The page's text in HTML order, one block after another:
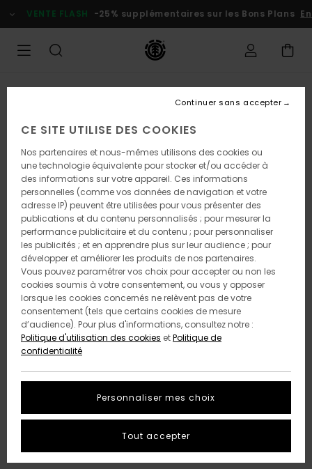
l'information
VENTE FLASH -25% supplémentaires sur les Bons Plans En
CE SITE UTILISE DES COOKIES
Nos partenaires et nous-mêmes utilisons des cookies ou
une technologie équivalente pour stocker et/ou accéder à
des informations sur votre appareil. Ces informations
personnelles (comme vos données de navigation et votre
adresse IP) peuvent être utilisées pour vous présenter des
publications et du contenu personnalisés ; pour mesurer la
performance publicitaire et du contenu ; pour personnaliser
les publicités ; et en apprendre plus sur leur audience ; pour
développer et améliorer les produits de nos partenaires.
Vous pouvez paramétrer vos choix pour accepter ou non les
cookies soumis à votre consentement, ou vous y opposer
lorsque les cookies concernés ne relèvent pas de votre
consentement (tels que certains cookies de mesure
d’audience). Pour plus d'informations, consultez notre :
Politique d'utilisation des cookies etPolitique de
confidentialité
Personnaliser mes choix
Continuer sans accepter
Tout accepter